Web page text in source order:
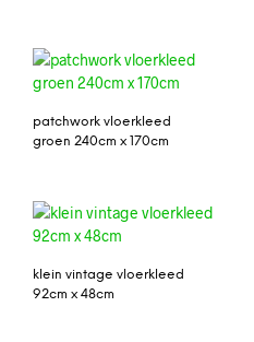
patchwork vloerkleed
groen 240cm x 170cm
klein vintage vloerkleed
92cm x 48cm